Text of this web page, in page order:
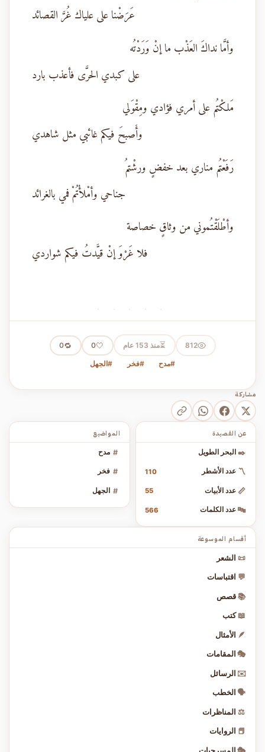
عَرَضْنا على علياك غُرَّ القصائد
وأمَّا نداكَ العَذْب ما إنْ وَرَدْتُه
على كبدي الحرَّى فأعذب بارد
مَلكْتُم على أمري فؤادي ومِقْوَلي
وأَصبحَ فيكم غائبي مثل شاهدي
رَفَعْتُم مناري بعد خفضٍ ورشْتمُ
جناحي وأمْلأْتُمْ فمي بالغرائد
وأطْلَقْتُموني من وثاقٍ خصاصة
فلا غَرْوَ إنْ قيَّدتُ فيكم شواردي
· · · · ·
812
⏳منذ 153 عام 🤍
0
🔁
0
#مدح #فخر #الجهل
مشاركة
المواضيع
# مدح
# فخر
# الجهل
عن القصيدة
✒️ البحر الطويل
〽️ عدد الأشطر 110
📏 عدد الأبيات 55
🔤 عدد الكلمات 566
أقسام الموسوعة
📜 الشعر
💬 اقتباسات
📚 قصص
📖 كتب
🪶 الأمثال
🎭 المقامات
✉️ الرسائل
🗣️ الخطب
⚖️ المناظرات
📕 الروايات